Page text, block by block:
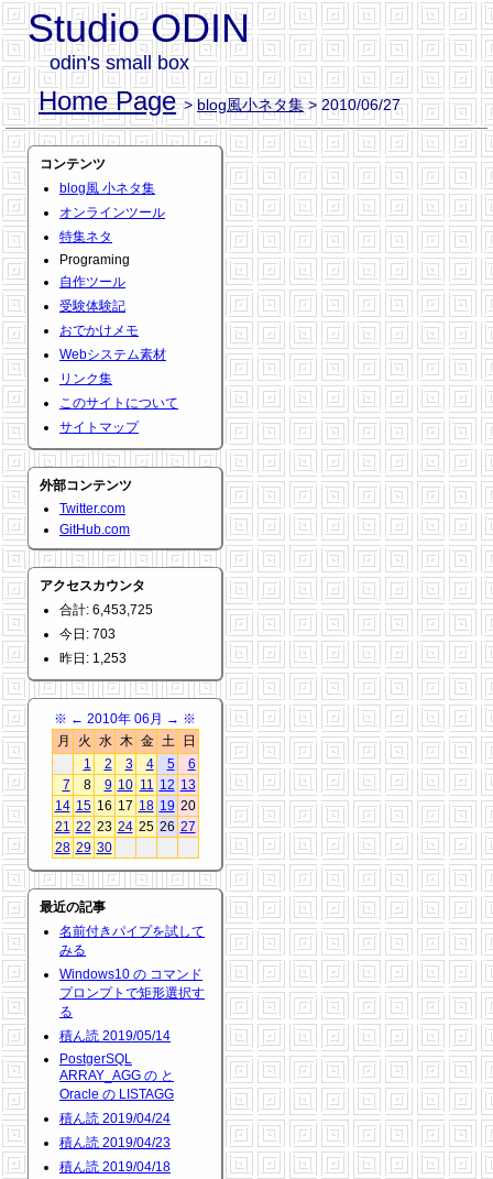
Studio ODIN
odin's small box
Home Page >blog風小ネタ集> 2010/06/27
コンテンツ
blog風 小ネタ集
オンラインツール
特集ネタ
Programing
自作ツール
受験体験記
おでかけメモ
Webシステム素材
リンク集
このサイトについて
サイトマップ
外部コンテンツ
Twitter.com
GitHub.com
アクセスカウンタ
合計: 6,453,725
今日: 703
昨日: 1,253
※ ← 2010年 06月 → ※
月
火 水 木 金 土
日
1
2 3 4 5
6
7
8 9 10 11 12 13
14 15 16 17 18 19 20
21 22 23 24 25 26 27
28 29 30
最近の記事
名前付きパイプを試して
みる
Windows10 の コマンド
プロンプトで矩形選択す
る
積ん読 2019/05/14
PostgerSQL
ARRAY_AGG の と
Oracle の LISTAGG
積ん読 2019/04/24
積ん読 2019/04/23
積ん読 2019/04/18